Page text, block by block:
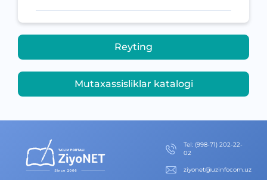
Reyting
Mutaxassisliklar katalogi
Теl: (998-71) 202-22-
02
ziyonet@uzinfocom.uz